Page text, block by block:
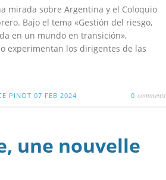
mirada sobre Argentina y el Coloquio
Bajo el tema «Gestión del riesgo,
en un mundo en transición»,
experimentan los dirigentes de las
PINOT 07 FEB 2024 0 comments
une nouvelle